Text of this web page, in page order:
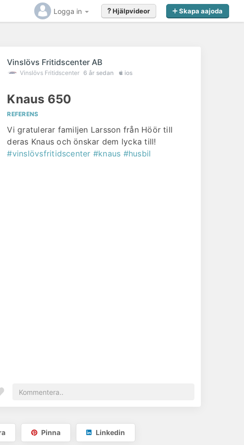
Logga in Skapa aajoda
Hjälpvideor
Vinslövs Fritidscenter AB
Vinslövs Fritidscenter 6 år sedan ios
Knaus 650
REFERENS
Vi gratulerar familjen Larsson från Höör till
deras Knaus och önskar dem lycka till!
#vinslövsfritidscenter #knaus #husbil
Pinna Linkedin